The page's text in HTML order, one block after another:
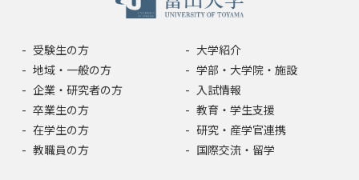
受験生の方
地域・一般の方
企業・研究者の方
卒業生の方
在学生の方
教職員の方
大学紹介
学部・大学院・施設
入試情報
教育・学生支援
研究・産学官連携
国際交流・留学